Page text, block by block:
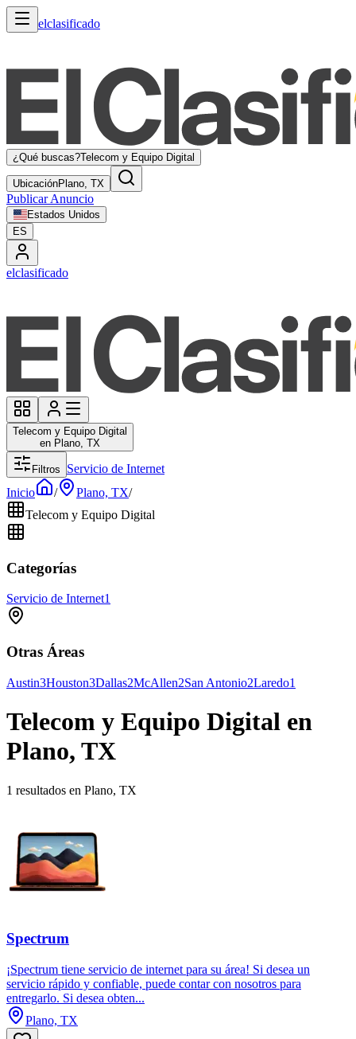
elclasificado
¿Qué buscas?Telecom y Equipo Digital
UbicaciónPlano, TX
Publicar Anuncio
Estados Unidos
ES
elclasificado
Telecom y Equipo Digital
en Plano, TX
Filtros
Servicio de Internet
Inicio
/ Plano, TX/
Telecom y Equipo Digital
Categorías
Servicio de Internet1
Otras Áreas
Austin3Houston3Dallas2McAllen2San Antonio2Laredo1
Telecom y Equipo Digital en
Plano, TX
1 resultados en Plano, TX
Spectrum
¡Spectrum tiene servicio de internet para su área! Si desea un
servicio rápido y confiable, puede contar con nosotros para
entregarlo. Si desea obten...
Plano, TX